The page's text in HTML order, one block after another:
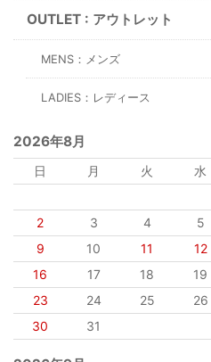
OUTLET : アウトレット
MENS：メンズ
LADIES：レディース
2026年8月
日 月 火 水
2
3 4 5
9
10 11 12
16
17 18 19
23
24 25 26
30
31